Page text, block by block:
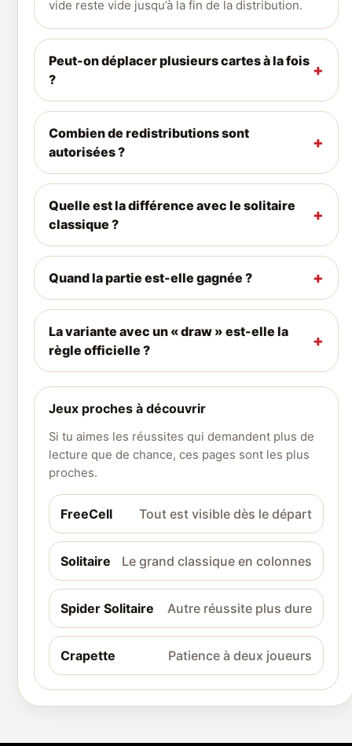
vide reste vide jusqu’à la fin de la distribution.
Peut-on déplacer plusieurs cartes à la fois
?
Combien de redistributions sont
autorisées ?
Quelle est la différence avec le solitaire
classique ?
Quand la partie est-elle gagnée ?
La variante avec un « draw » est-elle la
règle officielle ?
Jeux proches à découvrir
Si tu aimes les réussites qui demandent plus de
lecture que de chance, ces pages sont les plus
proches.
FreeCell Tout est visible dès le départ
Solitaire Le grand classique en colonnes
Spider Solitaire Autre réussite plus dure
Crapette Patience à deux joueurs